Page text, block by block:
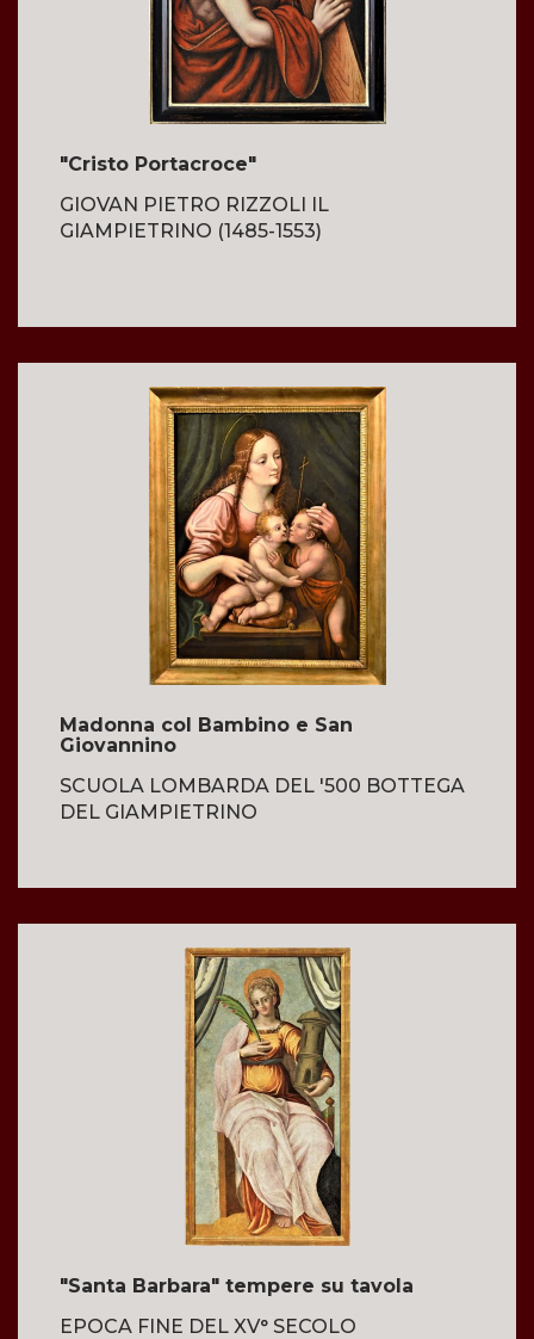
"Cristo Portacroce"
GIOVAN PIETRO RIZZOLI IL
GIAMPIETRINO (1485-1553)
Madonna col Bambino e San
Giovannino
SCUOLA LOMBARDA DEL '500 BOTTEGA
DEL GIAMPIETRINO
"Santa Barbara" tempere su tavola
EPOCA FINE DEL XV° SECOLO